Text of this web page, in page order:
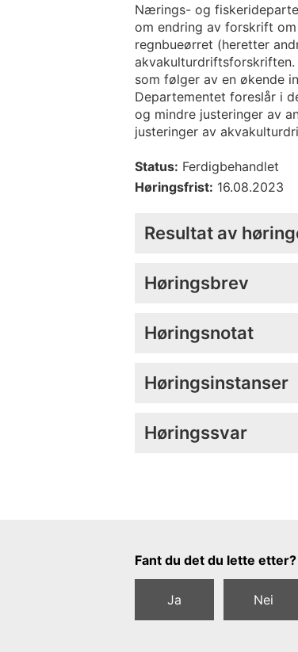
Nærings- og
om endring av forskrift
regnbueørret (heretter
som følger av en økende
Departementet foreslår i
og mindre justeringer av
justeringer av
Status: Ferdigbehandlet
Høringsfrist: 16.08.2023
Resultat av
Høringsbrev
Høringsnotat
Høringsinstanser
Høringssvar
Tilbakemeldingsskjema
Fant du det du lette etter?
Ja Nei